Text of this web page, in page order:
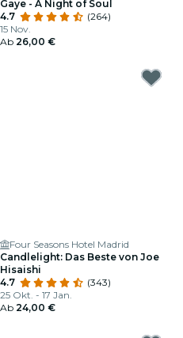
Gaye - A Night of Soul
4.7
(264)
15 Nov.
Ab 26,00 €
Four Seasons Hotel Madrid
Candlelight: Das Beste von Joe
Hisaishi
4.7
(343)
25 Okt. - 17 Jan.
Ab 24,00 €